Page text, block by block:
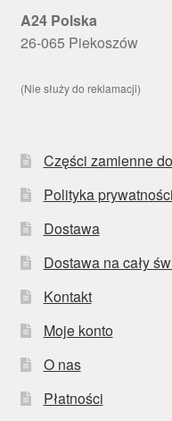
A24 Polska
26-065 Piekoszów
(Nie służy do reklamacji)
Części zamienne
Polityka prywatności
Dostawa
Dostawa na cały
Kontakt
Moje konto
O nas
Płatności